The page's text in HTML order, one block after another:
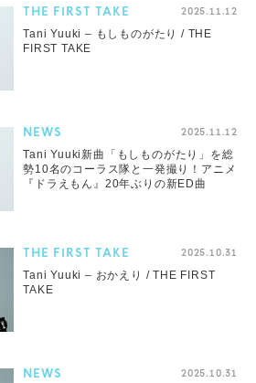
THE FIRST TAKE 2025.11.12
Tani Yuuki – もしものがたり / THE
FIRST TAKE
NEWS 2025.11.12
Tani Yuuki新曲「もしものがたり」を総
勢10名のコーラス隊と一発撮り！アニメ
『ドラえもん』20年ぶりの新ED曲
THE FIRST TAKE 2025.10.31
Tani Yuuki – おかえり / THE FIRST
TAKE
NEWS 2025.10.31